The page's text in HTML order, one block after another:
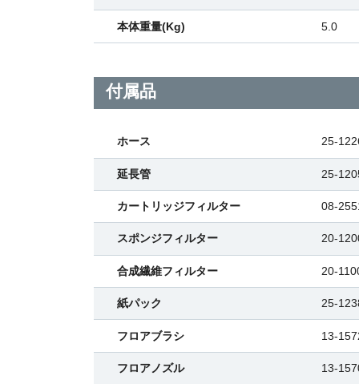
本体重量(Kg) 5.0
付属品
ホース 25-
延長管 25-
カートリッジフィルター 08-
スポンジフィルター 20-
合成繊維フィルター 20-
紙パック 25-
フロアブラシ 13-
フロアノズル 13-